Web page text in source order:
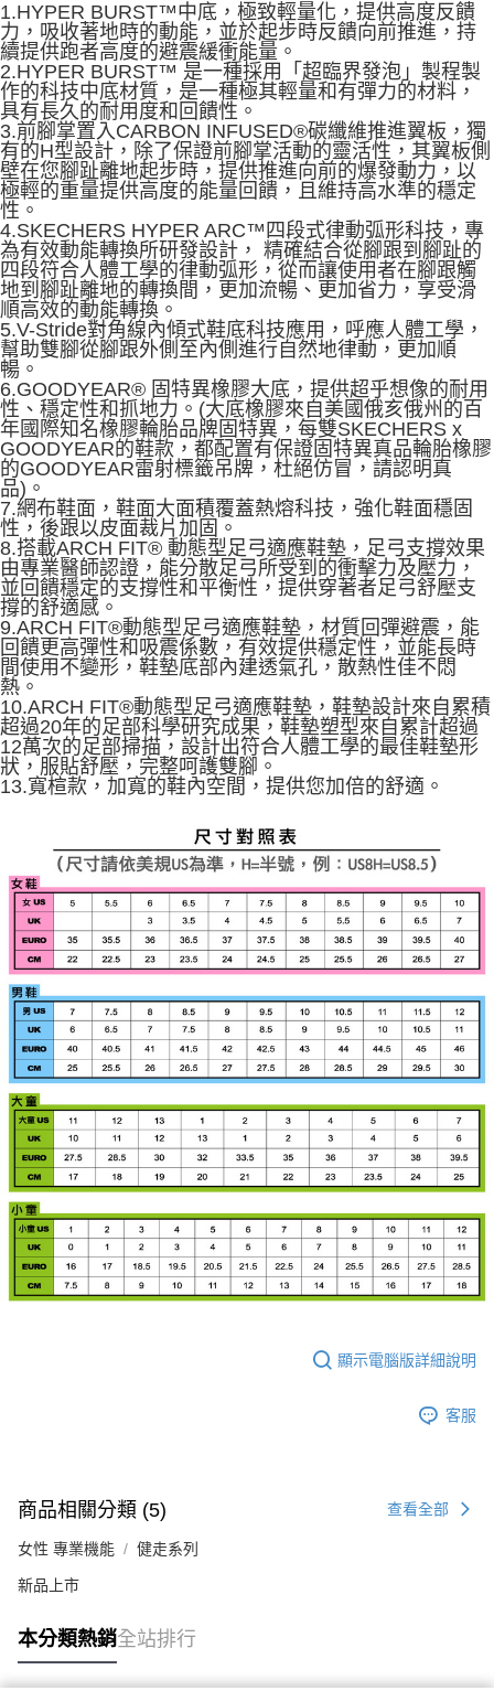
1.HYPER BURST™中底，極致輕量化，提供高度反饋
力，吸收著地時的動能，並於起步時反饋向前推進，持
續提供跑者高度的避震緩衝能量。
2.HYPER BURST™ 是一種採用「超臨界發泡」製程製
作的科技中底材質，是一種極其輕量和有彈力的材料，
具有長久的耐用度和回饋性。
3.前腳掌置入CARBON INFUSED®碳纖維推進翼板，獨
有的H型設計，除了保證前腳掌活動的靈活性，其翼板側
壁在您腳趾離地起步時，提供推進向前的爆發動力，以
極輕的重量提供高度的能量回饋，且維持高水準的穩定
性。
4.SKECHERS HYPER ARC™四段式律動弧形科技，專
為有效動能轉換所研發設計， 精確結合從腳跟到腳趾的
四段符合人體工學的律動弧形，從而讓使用者在腳跟觸
地到腳趾離地的轉換間，更加流暢、更加省力，享受滑
順高效的動能轉換。
5.V-Stride對角線內傾式鞋底科技應用，呼應人體工學，
幫助雙腳從腳跟外側至內側進行自然地律動，更加順
暢。
6.GOODYEAR® 固特異橡膠大底，提供超乎想像的耐用
性、穩定性和抓地力。(大底橡膠來自美國俄亥俄州的百
年國際知名橡膠輪胎品牌固特異，每雙SKECHERS x
GOODYEAR的鞋款，都配置有保證固特異真品輪胎橡膠
的GOODYEAR雷射標籤吊牌，杜絕仿冒，請認明真
品)。
7.網布鞋面，鞋面大面積覆蓋熱熔科技，強化鞋面穩固
性，後跟以皮面裁片加固。
8.搭載ARCH FIT® 動態型足弓適應鞋墊，足弓支撐效果
由專業醫師認證，能分散足弓所受到的衝擊力及壓力，
並回饋穩定的支撐性和平衡性，提供穿著者足弓舒壓支
撐的舒適感。
9.ARCH FIT®動態型足弓適應鞋墊，材質回彈避震，能
回饋更高彈性和吸震係數，有效提供穩定性，並能長時
間使用不變形，鞋墊底部內建透氣孔，散熱性佳不悶
熱。
10.ARCH FIT®動態型足弓適應鞋墊，鞋墊設計來自累積
超過20年的足部科學研究成果，鞋墊塑型來自累計超過
12萬次的足部掃描，設計出符合人體工學的最佳鞋墊形
狀，服貼舒壓，完整呵護雙腳。
13.寬楦款，加寬的鞋內空間，提供您加倍的舒適。
顯示電腦版詳細說明
客服
商品相關分類 (5) 查看全部
女性 專業機能 健走系列
新品上市
本分類熱銷全站排行